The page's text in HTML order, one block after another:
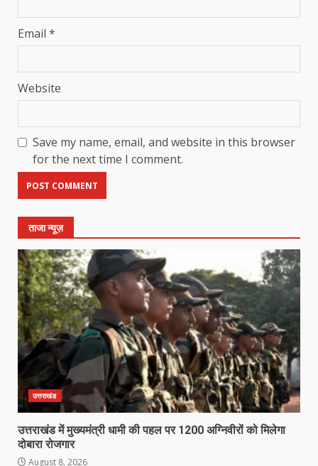
Email *
Website
Save my name, email, and website in this browser
for the next time I comment.
ताजा न्यूज़
उत्तराखंड
उत्तराखंड में मुख्यमंत्री धामी की पहल पर 1200 अग्निवीरों को मिलेगा
दोबारा रोजगार
August 8, 2026